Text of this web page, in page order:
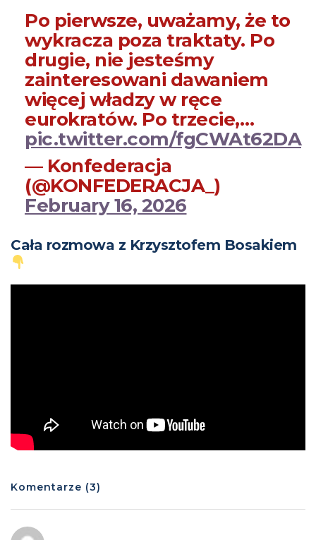
Po pierwsze, uważamy, że to
wykracza poza traktaty. Po
drugie, nie jesteśmy
zainteresowani dawaniem
więcej władzy w ręce
eurokratów. Po trzecie,…
pic.twitter.com/fgCWAt62DA
— Konfederacja
(@KONFEDERACJA_)
February 16, 2026
Cała rozmowa z Krzysztofem Bosakiem
Komentarze (3)